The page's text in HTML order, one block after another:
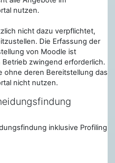
nutzen.
nicht dazu verpflichtet,
Die Erfassung der
von Moodle ist
zwingend erforderlich.
ohne deren Bereitstellung das
nicht nutzen.
inklusive Profiling